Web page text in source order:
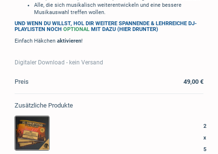
Alle, die sich musikalisch weiterentwickeln und eine bessere
Musikauswahl treffen wollen.
UND WENN DU WILLST, HOL DIR WEITERE SPANNENDE & LEHRREICHE DJ-
PLAYLISTEN NOCH OPTIONAL MIT DAZU (HIER DRUNTER)
Einfach Häkchen aktivieren!
Digitaler Download - kein Versand
Preis 49,00 €
Zusätzliche Produkte
2
x
5